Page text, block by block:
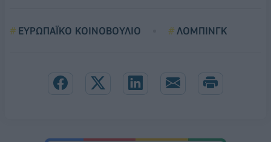
ΕΥΡΩΠΑΪΚΟ ΚΟΙΝΟΒΟΥΛΙΟ ΛΟΜΠΙΝΓΚ